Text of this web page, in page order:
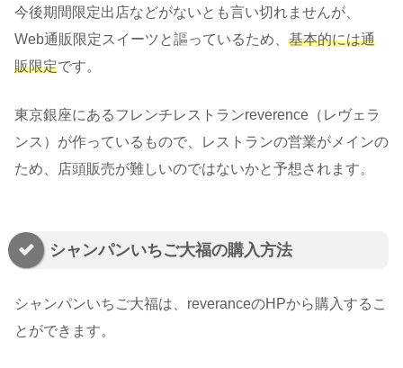
今後期間限定出店などがないとも言い切れませんが、
Web通販限定スイーツと謳っているため、 基本的には通
販限定です。
東京銀座にあるフレンチレストランreverence（レヴェラ
ンス）が作っているもので、レストランの営業がメインの
ため、店頭販売が難しいのではないかと予想されます。
シャンパンいちご大福の購入方法
シャンパンいちご大福は、reveranceのHPから購入するこ
とができます。